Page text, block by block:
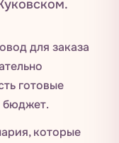
для заказа
готовые
бюджет.
которые